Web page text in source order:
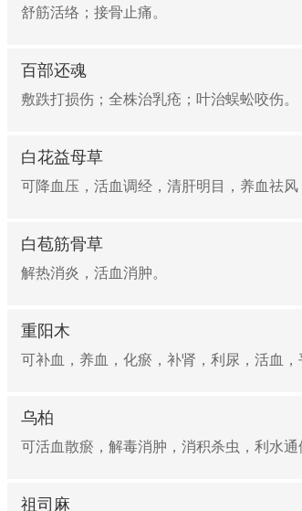
舒筋活络；接骨止痛。
百部还魂
敷跌打损伤；全株治乳疮；叶治蜈蚣咬伤。
白花益母草
可降血压，活血调经，清肝明目，养血祛
白苞筋骨草
解热消炎，活血消肿。
重阳木
可补血，养血，化瘀，补肾，利尿，活血
乌柏
可活血散瘀，解毒消肿，消积杀虫，利水
祖司麻